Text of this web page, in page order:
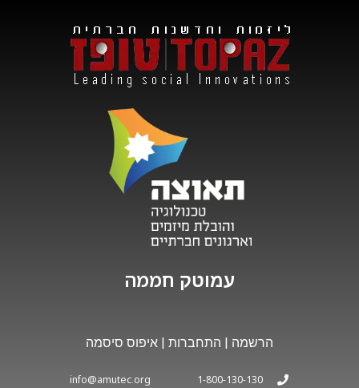
עמוטק חממה
הרשמה | התחברות | איפוס סיסמה
1-800-130-130
info@amutec.org